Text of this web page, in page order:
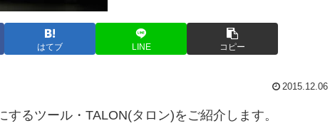
はてブ LINE コピー
2015.12.06
るツール・TALON(タロン)をご紹介します。